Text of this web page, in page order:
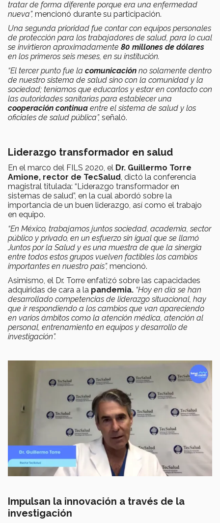
tratar de forma diferente porque era una enfermedad
nueva”, mencionó durante su participación.
Una segunda prioridad fue contar con equipos personales
de protección para los trabajadores de salud, para lo cual
se invirtieron aproximadamente 80 millones de dólares
en los primeros seis meses, en su institución.
“El tercer punto fue la comunicación no solamente dentro
de nuestro sistema de salud sino con la comunidad y la
sociedad; teníamos que educarlos y estar en contacto con
las autoridades sanitarias para establecer una
cooperación continua entre el sistema de salud y los
oficiales de salud pública”, señaló.
Liderazgo transformador en salud
En el marco del FILS 2020, el Dr. Guillermo Torre
Amione, rector de TecSalud, dictó la conferencia
magistral titulada: “Liderazgo transformador en
sistemas de salud”, en la cual abordó sobre la
importancia de un buen liderazgo, así como el trabajo
en equipo.
“En México, trabajamos juntos sociedad, academia, sector
público y privado, en un esfuerzo sin igual que se llamó
Juntos por la Salud y es una muestra de que la sinergia
entre todos estos grupos vuelven factibles los cambios
importantes en nuestro país”, mencionó.
Asimismo, el Dr. Torre enfatizó sobre las capacidades
adquiridas de cara a la pandemia. “Hoy en día se han
desarrollado competencias de liderazgo situacional, hay
que ir respondiendo a los cambios que van apareciendo
en varios ámbitos como la atención médica, atención al
personal, entrenamiento en equipos y desarrollo de
investigación”.
Impulsan la innovación a través de la
investigación